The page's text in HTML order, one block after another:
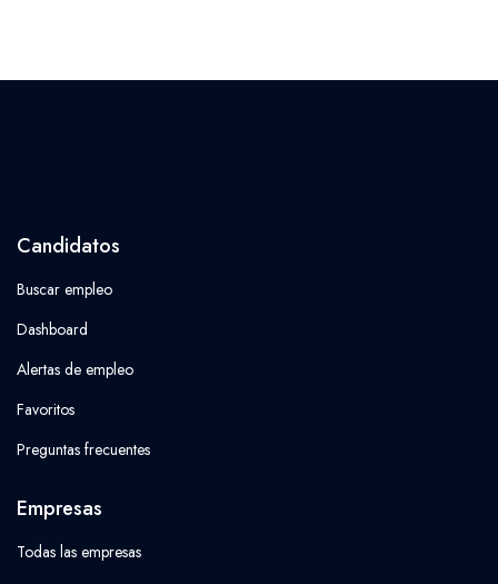
Candidatos
Buscar empleo
Dashboard
Alertas de empleo
Favoritos
Preguntas frecuentes
Empresas
Todas las empresas